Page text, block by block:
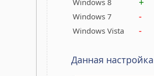
Windows 8
Windows 7 -
Windows Vista -
Данная